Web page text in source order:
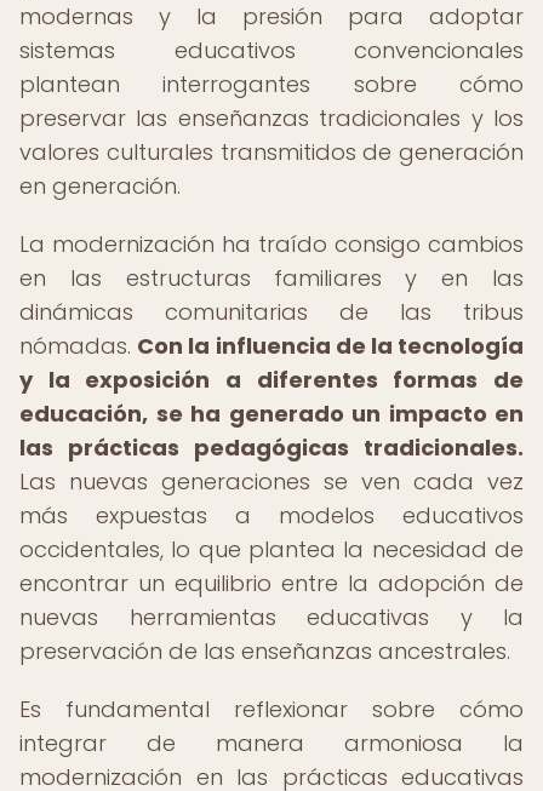
modernas y la presión para adoptar
sistemas educativos convencionales
plantean interrogantes sobre cómo
preservar las enseñanzas tradicionales y los
valores culturales transmitidos de generación
en generación.
La modernización ha traído consigo cambios
en las estructuras familiares y en las
dinámicas comunitarias de las tribus
nómadas. Con la influencia de la tecnología
y la exposición a diferentes formas de
educación, se ha generado un impacto en
las prácticas pedagógicas tradicionales.
Las nuevas generaciones se ven cada vez
más expuestas a modelos educativos
occidentales, lo que plantea la necesidad de
encontrar un equilibrio entre la adopción de
nuevas herramientas educativas y la
preservación de las enseñanzas ancestrales.
Es fundamental reflexionar sobre cómo
integrar de manera armoniosa la
modernización en las prácticas educativas